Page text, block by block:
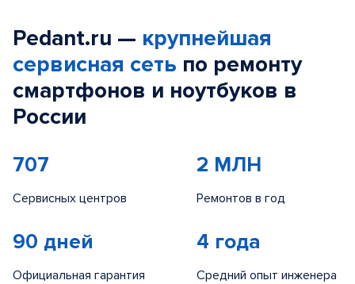
Pedant.ru — крупнейшая
сервисная сеть по ремонту
смартфонов и ноутбуков в
России
707
Сервисных центров
2 МЛН
Ремонтов в год
90 дней
Официальная гарантия
4 года
Средний опыт инженера